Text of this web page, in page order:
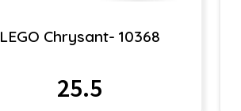
LEGO Chrysant- 10368
25.5